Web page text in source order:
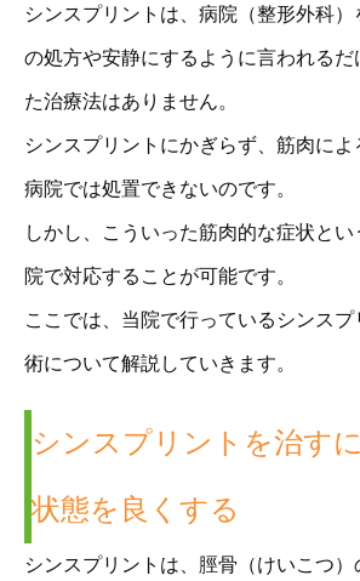
シンスプリントは、病院（整形外科
の処方や安静にするように言われるだ
た治療法はありません。
シンスプリントにかぎらず、筋肉に
病院では処置できないのです。
しかし、こういった筋肉的な症状と
院で対応することが可能です。
ここでは、当院で行っているシンス
術について解説していきます。
シンスプリントを治す
状態を良くする
シンスプリントは、脛骨（けいこつ）